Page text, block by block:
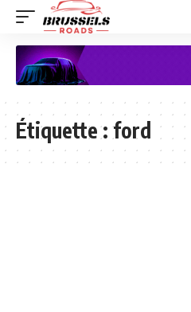
Étiquette :ford